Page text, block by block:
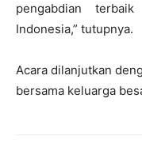
pengabdian
Indonesia,” tutupnya.
Acara dilanjutkan
bersama keluarga